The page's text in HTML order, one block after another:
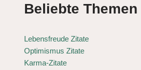
Beliebte Themen
Lebensfreude Zitate
Optimismus Zitate
Karma-Zitate